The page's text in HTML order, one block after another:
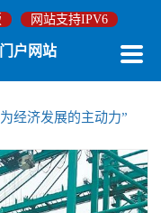
网站支持IPV6
户网站
经济发展的主动力”